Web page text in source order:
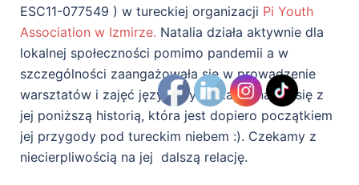
ESC11-077549 ) w tureckiej organizacji Pi Youth
Association w Izmirze. Natalia działa aktywnie dla
lokalnej społeczności pomimo pandemii a w
szczególności zaangażowała się w prowadzenie
warsztatów i zajęć językowych. Zapoznajcie się z
jej poniższą historią, która jest dopiero początkiem
jej przygody pod tureckim niebem :). Czekamy z
niecierpliwością na jej dalszą relację.